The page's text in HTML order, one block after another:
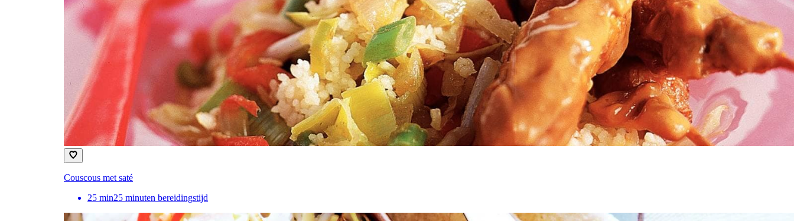
Couscous met saté
25 min25 minuten bereidingstijd